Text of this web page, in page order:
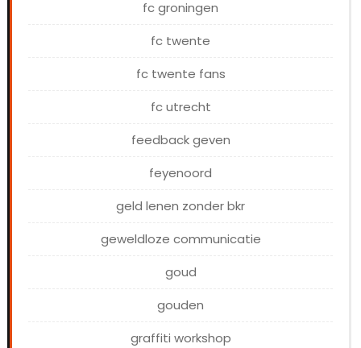
fc groningen
fc twente
fc twente fans
fc utrecht
feedback geven
feyenoord
geld lenen zonder bkr
geweldloze communicatie
goud
gouden
graffiti workshop